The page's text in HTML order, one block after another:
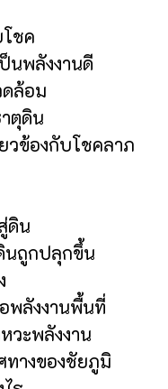
ชค
นพลังงานดี
ดล้อม
ตุดิน
วข้องกับโชคลาภ
ดิน
นถูกปลุกขึ้น
พลังงานพื้นที่
วะพลังงาน
ทางของชัยภูมิ